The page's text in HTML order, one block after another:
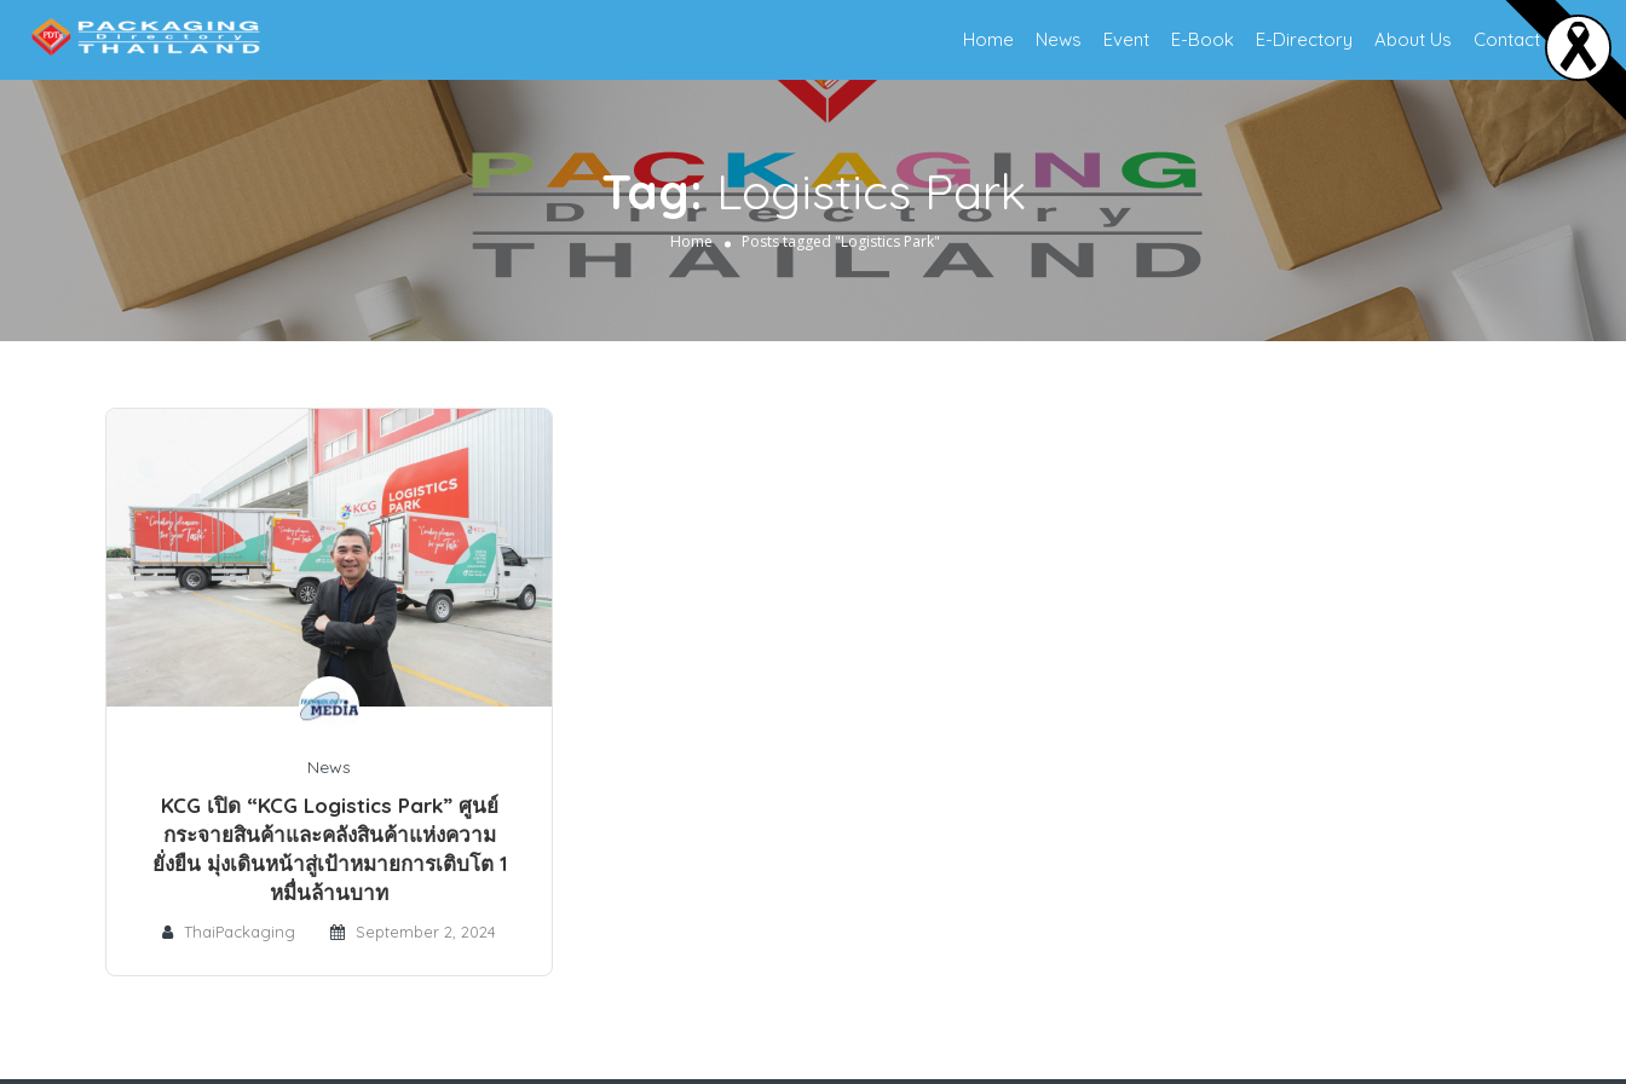
Home News Event E-Book E-Directory About Us Contact Us
Tag:Logistics Park
Home Posts tagged "Logistics Park"
News
KCG เปิด “KCG Logistics Park” ศูนย์
กระจายสินค้าและคลังสินค้าแห่งความ
ยั่งยืน มุ่งเดินหน้าสู่เป้าหมายการเติบโต 1
หมื่นล้านบาท
ThaiPackaging September 2, 2024